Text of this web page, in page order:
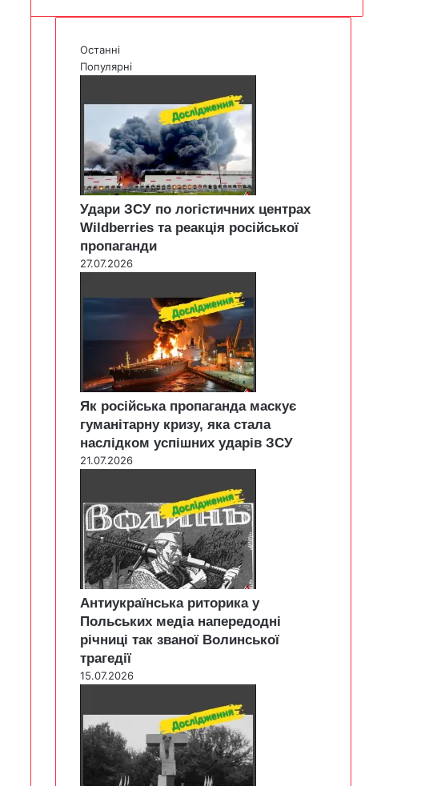
Останні
Популярні
Удари ЗСУ по логістичних центрах
Wildberries та реакція російської
пропаганди
27.07.2026
Як російська пропаганда маскує
гуманітарну кризу, яка стала
наслідком успішних ударів ЗСУ
21.07.2026
Антиукраїнська риторика у
Польських медіа напередодні
річниці так званої Волинської
трагедії
15.07.2026